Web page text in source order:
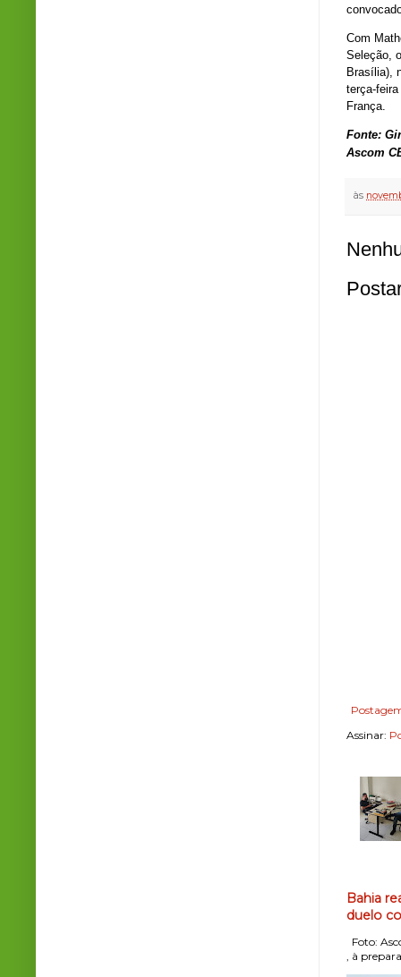
Com
Seleção,
Brasília),
terça-
França.
Fonte:
Ascom
às
Assinar:
Bahia
duelo
Foto:
, à